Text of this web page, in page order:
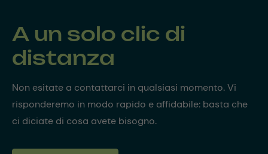
A un solo clic di
distanza
Non esitate a contattarci in qualsiasi momento. Vi
risponderemo in modo rapido e affidabile: basta che
ci diciate di cosa avete bisogno.